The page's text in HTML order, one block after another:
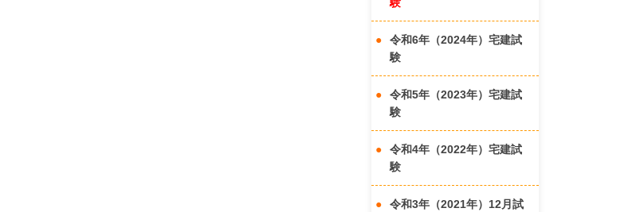
令和6年（2024年）宅建試
験
令和5年（2023年）宅建試
験
令和4年（2022年）宅建試
験
令和3年（2021年）12月試